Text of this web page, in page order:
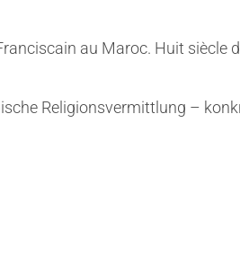
au Maroc. Huit siècle
Religionsvermittlung –